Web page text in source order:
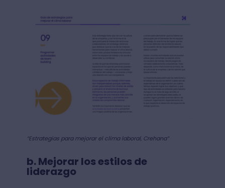
“Estrategias para mejorar el clima laboral, Crehana”
b. Mejorar los estilos de
liderazgo